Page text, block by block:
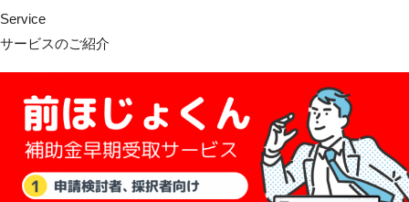
Service
サービスのご紹介